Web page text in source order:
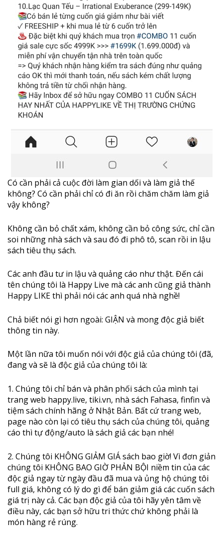
Có cần phải cả cuộc đời làm gian dối và làm giả thế
không? Có cần phải chỉ có đi ăn rồi chăm chăm làm giả
vậy không?
Không cần bỏ chất xám, không cần bỏ công sức, chỉ cần
soi những nhà sách và sau đó đi phô tô, scan rồi in lậu
sách tiêu thụ sách.
Các anh đầu tư in lậu và quảng cáo như thật. Đến cái
tên chúng tôi là Happy Live mà các anh cũng giả thành
Happy LIKE thì phải nói các anh quá nhà nghề!
Chả biết nói gì hơn ngoài: GIẬN và mong độc giả biết
thông tin này.
Một lần nữa tôi muốn nói với độc giả của chúng tôi (đã,
đang và sẽ là độc giả của chúng tôi là:
1. Chúng tôi chỉ bán và phân phối sách của mình tại
trang web happy.live, tiki.vn, nhà sách Fahasa, finfin và
tiệm sách chính hãng ở Nhật Bản. Bất cứ trang web,
page nào còn lại có tiêu thụ sách của chúng tôi, quảng
cáo thì tự động/auto là sách giả các bạn nhé!
2. Chúng tôi KHÔNG GIẢM GIÁ sách bao giờ! Vì đơn giản
chúng tôi KHÔNG BAO GIỜ PHẢN BỘI niềm tin của các
độc giả ngay từ ngày đầu đã mua và ủng hộ chúng tôi
full giá, không có lý do gì để bán giảm giá các cuốn sách
giá trị này cả. Các bạn độc giả của tôi hãy yên tâm về
điều này, các bạn sở hữu tri thức chứ không phải là
món hàng rẻ rúng.